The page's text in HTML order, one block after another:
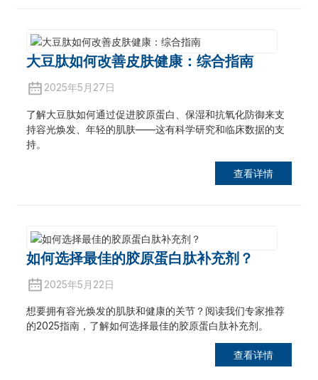
大豆肽如何改善皮肤健康：综合指南
2025年5月27日
了解大豆肽如何通过促进胶原蛋白、保湿和抗氧化防御来支
持容光焕发、年轻的肌肤——这有科学研究和临床数据的支
持。
查看详情
如何选择最佳的胶原蛋白肽补充剂？
2025年5月22日
想要拥有容光焕发的肌肤和健康的关节？阅读我们专家推荐
的2025指南，了解如何选择最佳的胶原蛋白肽补充剂。
查看详情